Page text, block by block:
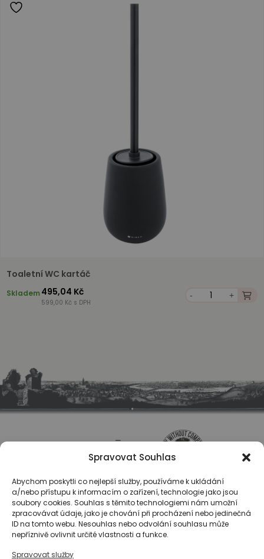
Spravovat Souhlas
Abychom poskytli co nejlepší služby, používáme k ukládání
a/nebo přístupu k informacím o zařízení, technologie jako jsou
soubory cookies. Souhlas s těmito technologiemi nám umožní
zpracovávat údaje, jako je chování při procházení nebo jedinečná
ID na tomto webu. Nesouhlas nebo odvolání souhlasu může
nepříznivě ovlivnit určité vlastnosti a funkce.
Spravovat služby
Toaletní WC kartáč
Skladem495,04 Kč
599,00 Kč s DPH
- +
O nás